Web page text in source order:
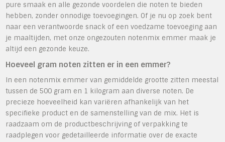
pure smaak en alle gezonde voordelen die noten te bieden
hebben, zonder onnodige toevoegingen. Of je nu op zoek bent
naar een verantwoorde snack of een voedzame toevoeging aan
je maaltijden, met onze ongezouten notenmix emmer maak je
altijd een gezonde keuze.
Hoeveel gram noten zitten er in een emmer?
In een notenmix emmer van gemiddelde grootte zitten meestal
tussen de 500 gram en 1 kilogram aan diverse noten. De
precieze hoeveelheid kan variëren afhankelijk van het
specifieke product en de samenstelling van de mix. Het is
raadzaam om de productbeschrijving of verpakking te
raadplegen voor gedetailleerde informatie over de exacte